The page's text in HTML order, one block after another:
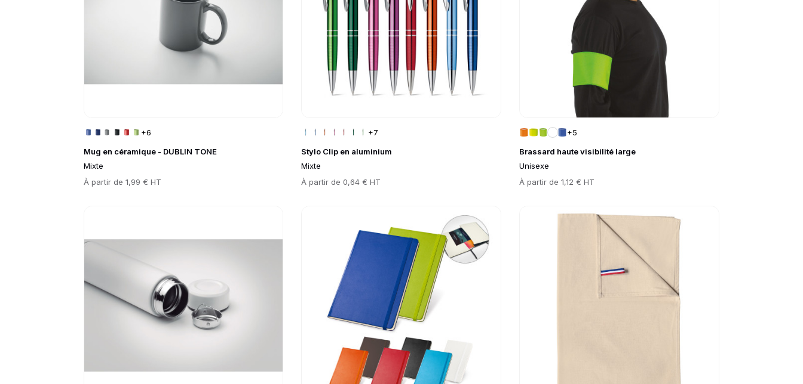
Mug en céramique - DUBLIN TONE
Mixte
Prix
À partir de 1,99 € HT
+6
Stylo Clip en aluminium
Mixte
Prix
À partir de0,64 € HT
+7
Brassard haute visibilité large
Unisexe
Prix
À partir de1,12 € HT
+5
Go to product page